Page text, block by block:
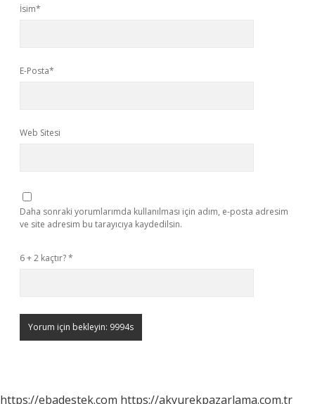
İsim*
E-Posta*
Web Sitesi
Daha sonraki yorumlarımda kullanılması için adım, e-posta adresim
ve site adresim bu tarayıcıya kaydedilsin.
6 + 2 kaçtır?*
https://ebadestek.com https://akyurekpazarlama.com.tr